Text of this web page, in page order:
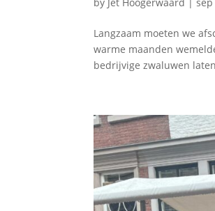
by Jet Hoogerwaard |sep
Langzaam moeten we
warme maanden
bedrijvige zwaluwen